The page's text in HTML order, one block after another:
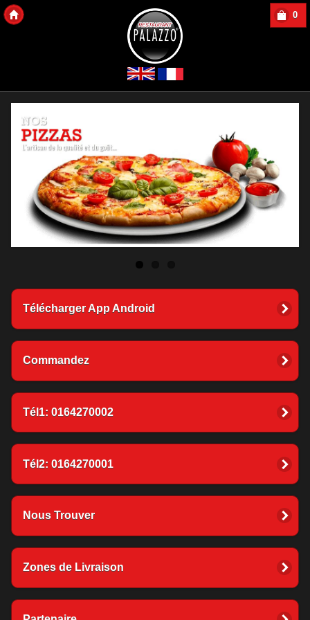
0
Télécharger App Android
Commandez
Tél1: 0164270002
Tél2: 0164270001
Nous Trouver
Zones de Livraison
Copyright 2013 Des-Click Com